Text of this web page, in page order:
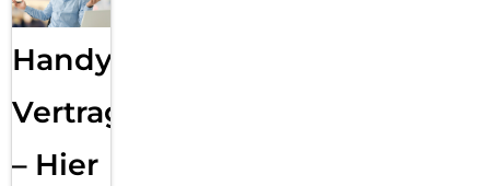
Handy
Vertragsabwicklung
– Hier